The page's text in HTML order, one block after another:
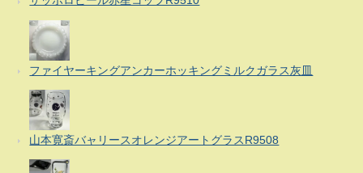
ファイヤーキングアンカーホッキングミルクガラス灰皿
山本寛斎バャリースオレンジアートグラスR9508